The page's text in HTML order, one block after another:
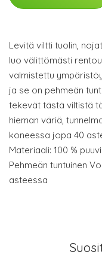
Levitä viltti tuolin,
luo välittömästi
valmistettu
ja se on pehmeän
tekevät tästä viltistä
hieman väriä,
koneessa jopa 40
Materiaali: 100 %
Pehmeän tuntuinen
asteessa